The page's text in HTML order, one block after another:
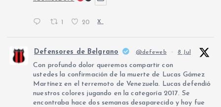
1 20 X
Defensores de Belgrano @defeweb · 8 Jul
Con profundo dolor queremos compartir con
ustedes la confirmación de la muerte de Lucas Gámez
Martínez en el terremoto de Venezuela. Lucas defendió
nuestros colores jugando en la categoría 2017. Se
encontraba hace dos semanas desaparecido y hoy fue